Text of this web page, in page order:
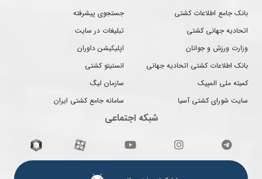
بانک جامع اطلاعات کشتی
اتحادیه جهانی کشتی
وزارت ورزش و جوانان
بانک اطلاعات کشتی اتحادیه جهانی
کمیته ملی المپیک
سایت شورای کشتی آسیا
جستجوی پیشرفته
تبلیغات در سایت
اپلیکیشن داوران
انستیتو کشتی
سازمان لیگ
سامانه جامع کشتی ایران
شبکه اجتماعی